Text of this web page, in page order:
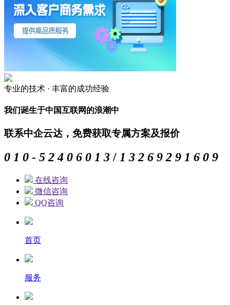
专业的技术 · 丰富的成功经验
我们诞生于中国互联网的浪潮中
联系中企云达，免费获取专属方案及报价
0 1 0 - 5 2 4 0 6 0 1 3 / 1 3 2 6 9 2 9 1 6 0 9
在线咨询
微信咨询
QQ咨询
首页
服务